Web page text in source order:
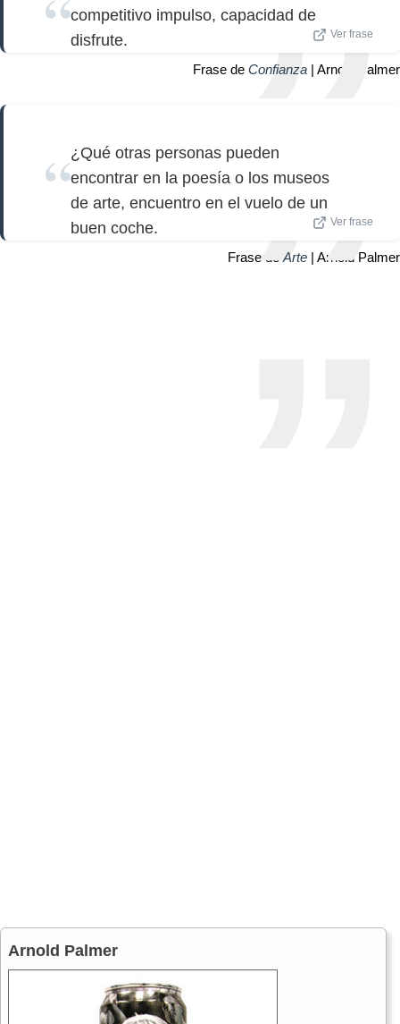
competitivo impulso, capacidad de
disfrute.
Ver frase
Frase de Confianza | Arnold Palmer
¿Qué otras personas pueden
encontrar en la poesía o los museos
de arte, encuentro en el vuelo de un
buen coche.
Ver frase
Frase de Arte | Arnold Palmer
Arnold Palmer